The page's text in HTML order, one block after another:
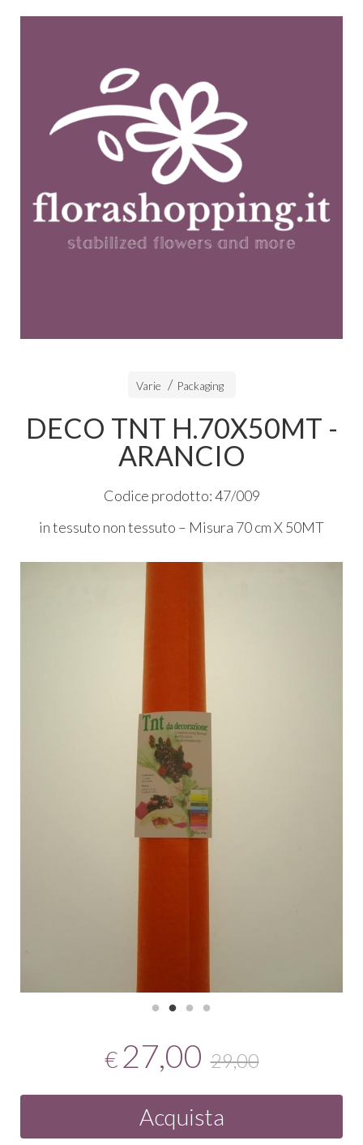
Varie Packaging
DECO TNT H.70X50MT -
ARANCIO
Codice prodotto: 47/009
in tessuto non tessuto – Misura 70 cm X 50MT
€ 27,00 29,00
Acquista